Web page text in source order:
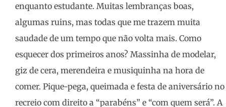
enquanto estudante. Muitas lembranças boas,
algumas ruins, mas todas que me trazem muita
saudade de um tempo que não volta mais. Como
esquecer dos primeiros anos? Massinha de modelar,
giz de cera, merendeira e musiquinha na hora de
comer. Pique-pega, queimada e festa de aniversário no
recreio com direito a “parabéns” e “com quem será”. A